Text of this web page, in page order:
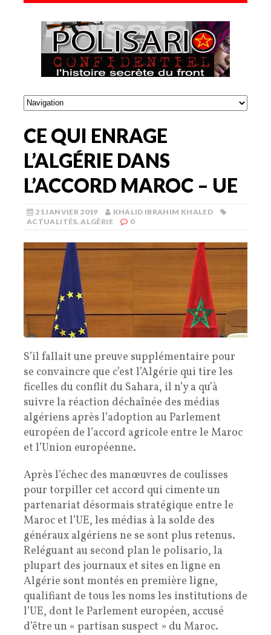
CE QUI ENRAGE
L’ALGÉRIE DANS
L’ACCORD MAROC – UE
21 JANVIER 2019
KHALID IBRAHIM KHALED
ACTUALITÉS,ALGÉRIE 0
S’il fallait une preuve supplémentaire pour
se convaincre que c’est l’Algérie qui tire les
ficelles du conflit du Sahara, il n’y a qu’à
suivre la réaction déchaînée des médias
algériens après l’adoption au Parlement
européen de l’accord agricole entre le Maroc
et l’Union européenne.
Après l’échec des manœuvres de coulisses
pour torpiller cet accord qui cimente un
partenariat désormais stratégique entre le
Maroc et l’UE, les médias à la solde des
généraux algériens ne se sont plus retenus.
Reléguant au second plan le polisario, la
plupart des journaux et sites en ligne en
Algérie sont montés en première ligne,
qualifiant de tous les noms les institutions de
l’UE, dont le Parlement européen, accusé
d’être un « partisan suspect » du Maroc.